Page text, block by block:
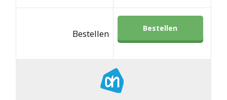
Bestellen Bestellen